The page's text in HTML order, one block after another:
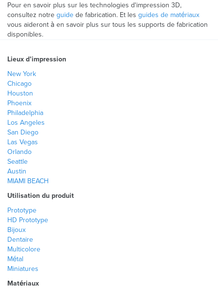
Pour en savoir plus sur les technologies d'impression 3D,
consultez notre guide de fabrication. Et les guides de matériaux
vous aideront à en savoir plus sur tous les supports de fabrication
disponibles.
Lieux d’impression
New York
Chicago
Houston
Phoenix
Philadelphia
Los Angeles
San Diego
Las Vegas
Orlando
Seattle
Austin
MIAMI BEACH
Utilisation du produit
Prototype
HD Prototype
Bijoux
Dentaire
Multicolore
Métal
Miniatures
Matériaux